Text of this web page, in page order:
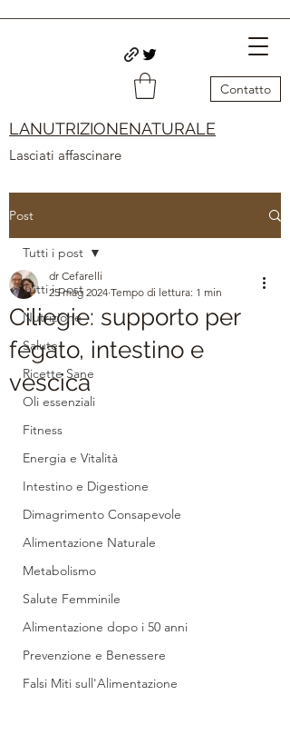
Contatto
LANUTRIZIONENATURALE
Lasciati affascinare
Post
Tutti i post
Nutrizione
Salute
Ricette Sane
Oli essenziali
Fitness
Energia e Vitalità
Intestino e Digestione
Dimagrimento Consapevole
Alimentazione Naturale
Metabolismo
Salute Femminile
Alimentazione dopo i 50 anni
Prevenzione e Benessere
Falsi Miti sull'Alimentazione
Tutti i post
Ciliegie: supporto per
fegato, intestino e
vescica
dr Cefarelli
25 mag 2024 Tempo di lettura: 1 min